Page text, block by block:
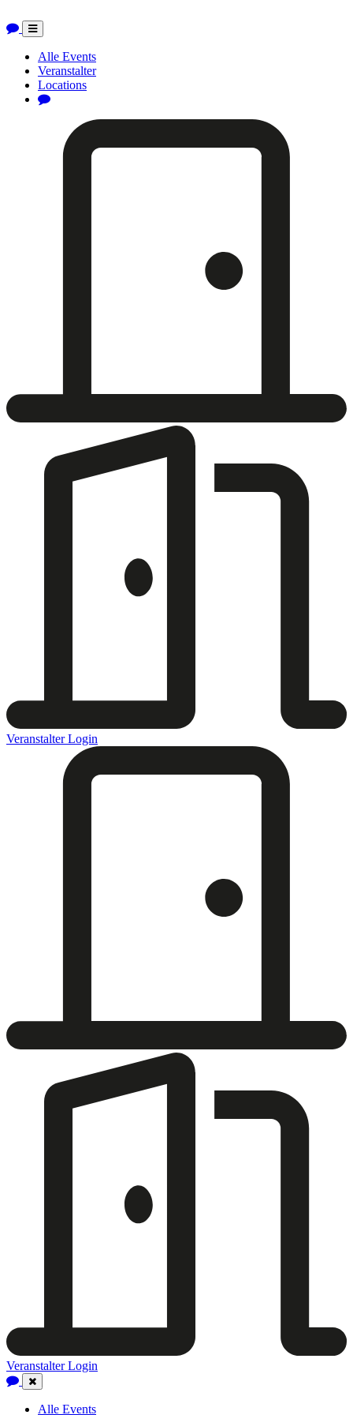
Toggle
navigation
Alle Events
Veranstalter
Locations
Veranstalter Login
Veranstalter Login
Close
Navigation
Alle Events